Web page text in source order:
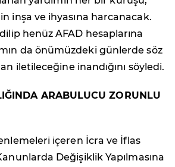
inşa ve ihyasına harcanacak.
henüz AFAD hesaplarına
da önümüzdeki günlerde söz
iletileceğine inandığını söyledi.
ARABULUCU ZORUNLU
içeren İcra ve İflas
Değişiklik Yapılmasına